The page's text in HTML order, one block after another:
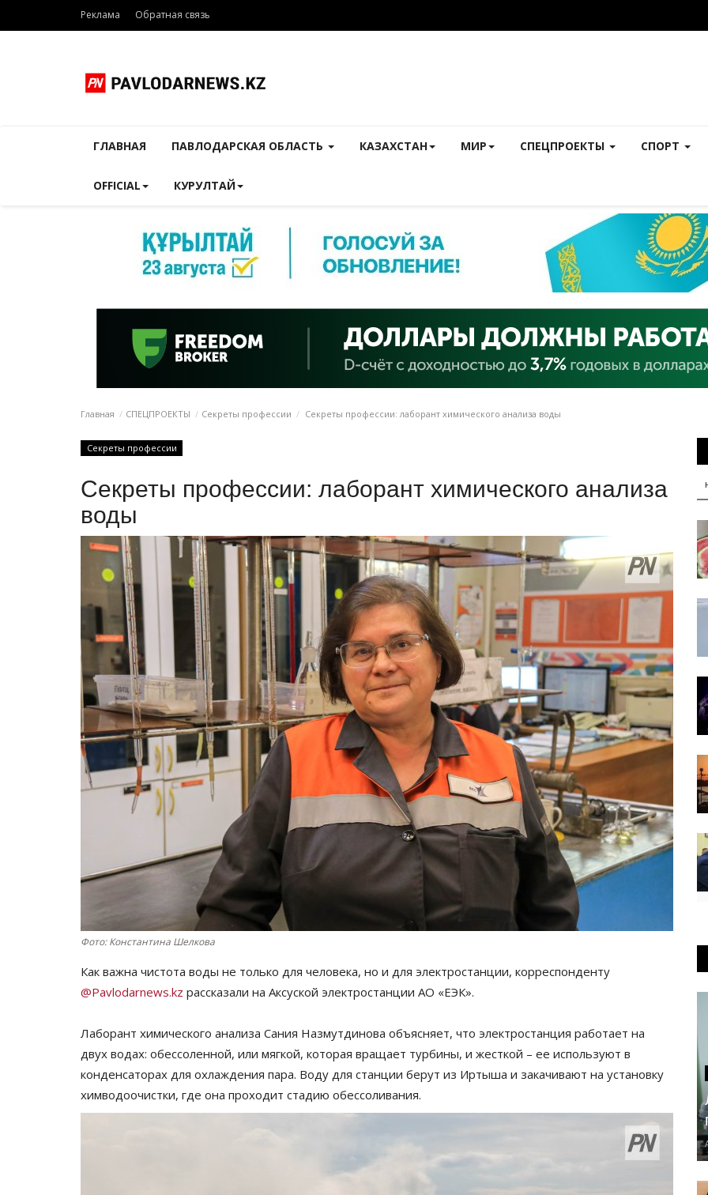
Реклама Обратная связь
ГЛАВНАЯ ПАВЛОДАРСКАЯ ОБЛАСТЬ КАЗАХСТАН МИР СПЕЦПРОЕКТЫ СПОРТ
OFFICIAL КУРУЛТАЙ
Главная СПЕЦПРОЕКТЫ Секреты профессии Секреты профессии: лаборант химического анализа воды
Секреты профессии
Секреты профессии: лаборант химического анализа
воды
Фото: Константина Шелкова
Как важна чистота воды не только для человека, но и для электростанции, корреспонденту
@Pavlodarnews.kz рассказали на Аксуской электростанции АО «ЕЭК».
Лаборант химического анализа Сания Назмутдинова объясняет, что электростанция работает на
двух водах: обессоленной, или мягкой, которая вращает турбины, и жесткой – ее используют в
конденсаторах для охлаждения пара. Воду для станции берут из Иртыша и закачивают на установку
химводоочистки, где она проходит стадию обессоливания.